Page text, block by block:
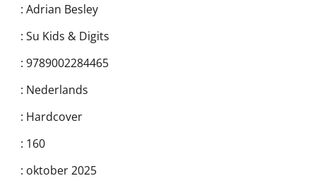
: Adrian Besley
: Su Kids & Digits
: 9789002284465
: Nederlands
: Hardcover
: 160
: oktober 2025